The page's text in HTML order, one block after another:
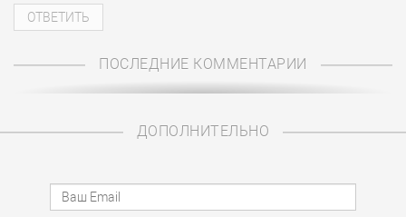
ПОСЛЕДНИЕ КОММЕНТАРИИ
ДОПОЛНИТЕЛЬНО